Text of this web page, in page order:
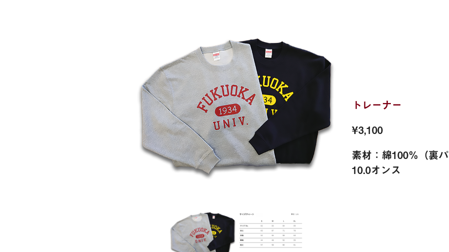
トレーナー
¥3,100
素材：綿100％（裏
10.0オンス